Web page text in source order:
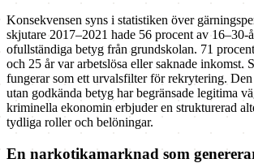
Konsekvensen syns i statistiken över
skjutare 2017–2021 hade 56 procent av 16–30-
ofullständiga betyg från grundskolan. 71
och 25 år var arbetslösa eller saknade inkomst.
fungerar som ett urvalsfilter för rekrytering.
utan godkända betyg har begränsade legitima
kriminella ekonomin erbjuder en strukturerad
tydliga roller och belöningar.
En narkotikamarknad som